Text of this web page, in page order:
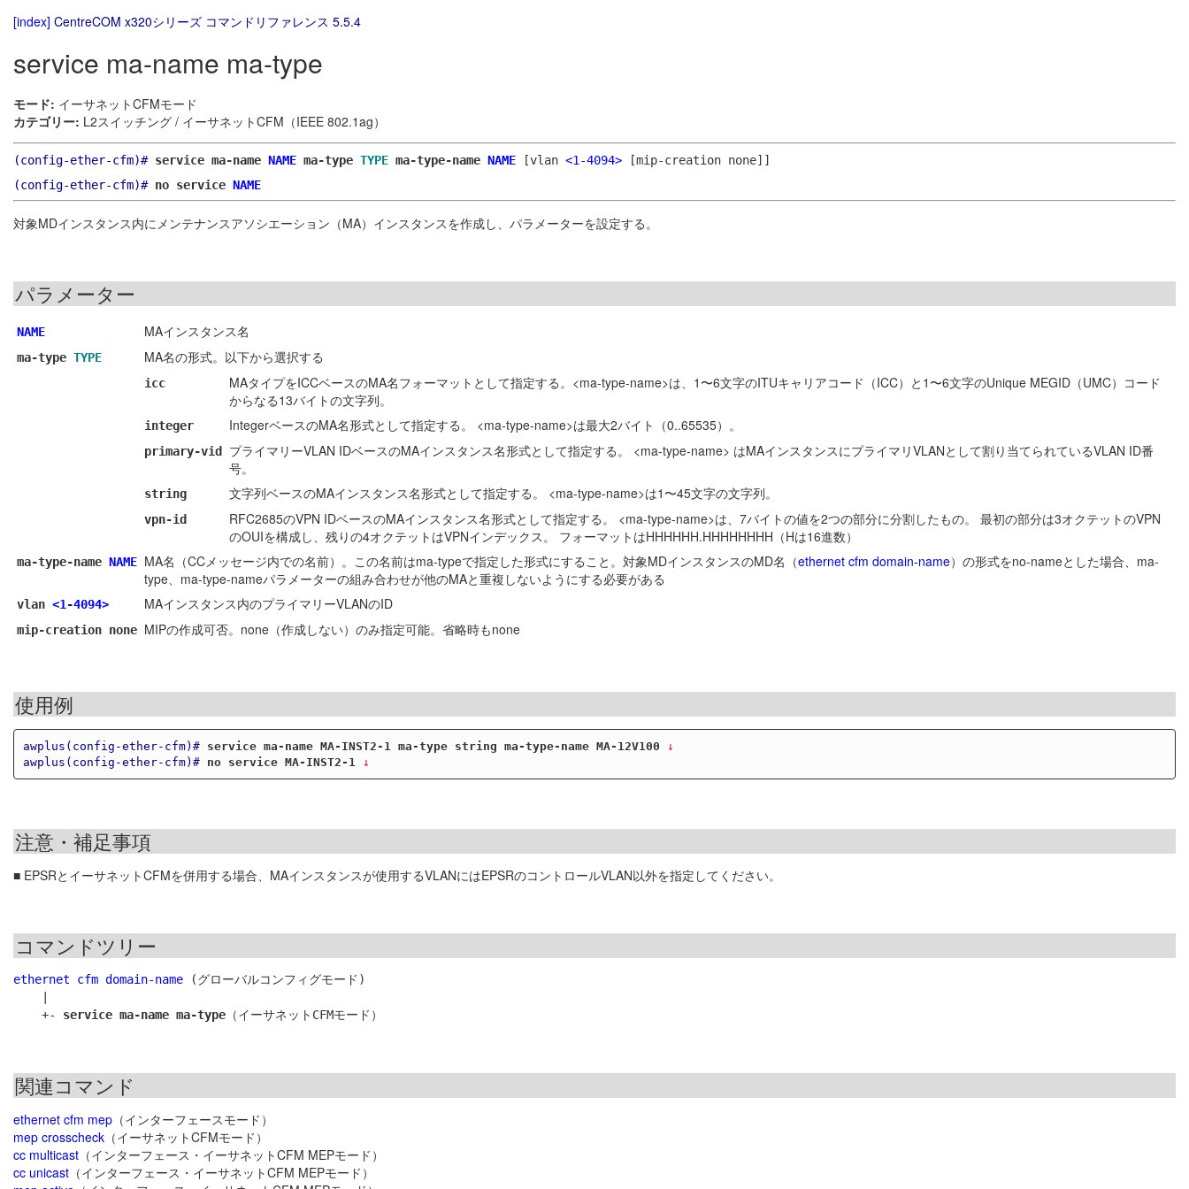
[index] CentreCOM x320シリーズ コマンドリファレンス 5.5.4
service ma-name ma-type
モード: イーサネットCFMモード
カテゴリー: L2スイッチング / イーサネットCFM（IEEE 802.1ag）
(config-ether-cfm)# service ma-name NAME ma-type TYPE ma-type-name NAME [vlan <1-4094> [mip-creation none]]
(config-ether-cfm)# no service NAME
対象MDインスタンス内にメンテナンスアソシエーション（MA）インスタンスを作成し、パラメーターを設定する。
パラメーター
NAME MAインスタンス名
ma-type TYPE MA名の形式。以下から選択する
icc
MAタイプをICCベースのMA名フォーマットとして指定する。<ma-type-name>は、1〜6文字のITUキャリアコード（ICC）と1〜6文字のUnique MEGID（UMC）コード
からなる13バイトの文字列。
integer IntegerベースのMA名形式として指定する。 <ma-type-name>は最大2バイト（0..65535）。
primary-vid
プライマリーVLAN IDベースのMAインスタンス名形式として指定する。 <ma-type-name> はMAインスタンスにプライマリVLANとして割り当てられているVLAN ID番
号。
string 文字列ベースのMAインスタンス名形式として指定する。 <ma-type-name>は1〜45文字の文字列。
vpn-id
RFC2685のVPN IDベースのMAインスタンス名形式として指定する。 <ma-type-name>は、7バイトの値を2つの部分に分割したもの。 最初の部分は3オクテットのVPN
のOUIを構成し、残りの4オクテットはVPNインデックス。 フォーマットはHHHHHH.HHHHHHHH（Hは16進数）
ma-type-name NAME MA名（CCメッセージ内での名前）。この名前はma-typeで指定した形式にすること。対象MDインスタンスのMD名（ethernet cfm domain-name）の形式をno-nameとした場合、ma-
type、ma-type-nameパラメーターの組み合わせが他のMAと重複しないようにする必要がある
vlan <1-4094> MAインスタンス内のプライマリーVLANのID
mip-creation none MIPの作成可否。none（作成しない）のみ指定可能。省略時もnone
使用例
awplus(config-ether-cfm)# service ma-name MA-INST2-1 ma-type string ma-type-name MA-12V100 ↓
awplus(config-ether-cfm)#
no service MA-INST2-1 ↓
注意・補足事項
■ EPSRとイーサネットCFMを併用する場合、MAインスタンスが使用するVLANにはEPSRのコントロールVLAN以外を指定してください。
コマンドツリー
ethernet cfm domain-name (グローバルコンフィグモード)
    +-
service ma-name ma-type
関連コマンド
ethernet cfm mep （インターフェースモード）
mep crosscheck （イーサネットCFMモード）
cc multicast （インターフェース・イーサネットCFM MEPモード）
cc unicast （インターフェース・イーサネットCFM MEPモード）